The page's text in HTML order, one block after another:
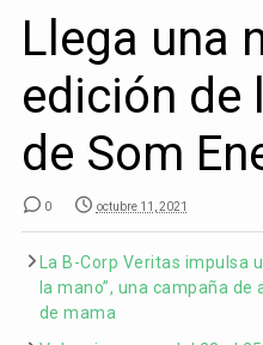
Llega una
edición de
de Som
0 octubre 11, 2021
La B-Corp Veritas impulsa
la mano”, una campaña
de mama